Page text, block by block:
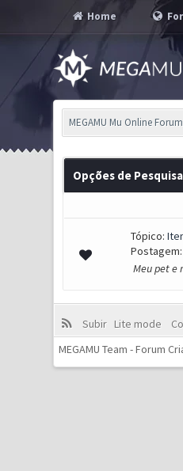
Home
MEGAMU Mu Online Forum
Opções de Pesquisa
Tópico:
Postagem:
Meu pet e
Subir Lite mode
MEGAMU Team - Forum